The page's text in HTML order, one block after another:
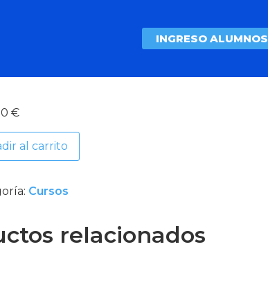
INGRESO ALUMNOS
€
al carrito
Cursos
relacionados